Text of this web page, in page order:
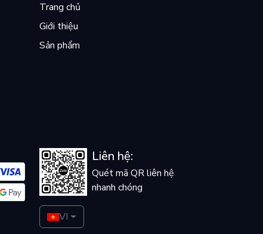
Trang chủ
Giới thiệu
Sản phẩm
Liên hệ:
Quét mã QR liên hệ
nhanh chóng
VI